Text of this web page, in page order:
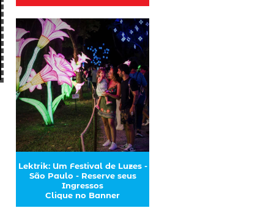
Lektrik: Um Festival de Luzes -
São Paulo - Reserve seus
Ingressos
Clique no Banner